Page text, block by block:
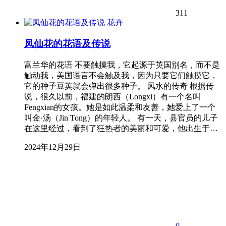
311
花卉
凤仙花的花语及传说
富兰华的花语 不要触摸我，它起源于英国别名，而不是
触动我，美国语言不会触及我，因为只要它们触摸它，
它的种子豆荚就会弹出很多种子。 风水的传奇 根据传
说，很久以前，福建的朗西（Longxi）有一个名叫
Fengxian的女孩。她是如此温柔和友善，她爱上了一个
叫金·汤（Jin Tong）的年轻人。 有一天，县官员的儿子
在这里经过，看到了狂热者的美丽和可爱，他出生于…
2024年12月29日